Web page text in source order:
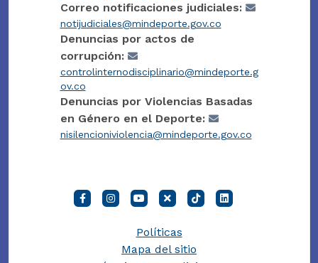
Correo notificaciones judiciales:
notijudiciales@mindeporte.gov.co
Denuncias por actos de
corrupción:
controlinternodisciplinario@mindeporte.g
ov.co
Denuncias por Violencias Basadas
en Género en el Deporte:
nisilencioniviolencia@mindeporte.gov.co
Políticas
Mapa del sitio